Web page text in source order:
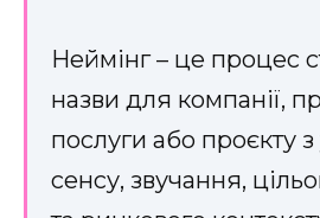
Неймінг – це процес
назви для компанії,
послуги або проєкту
сенсу, звучання,